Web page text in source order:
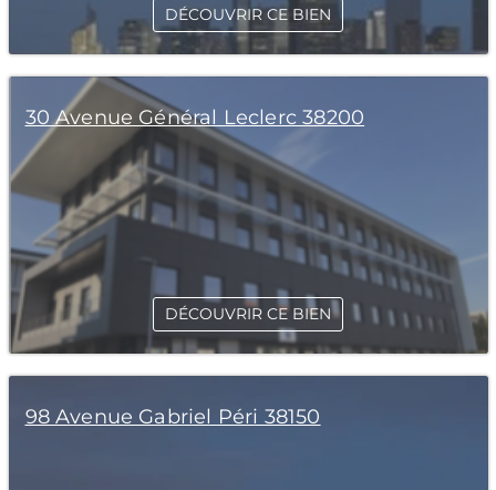
DÉCOUVRIR CE BIEN
30 Avenue Général Leclerc 38200
DÉCOUVRIR CE BIEN
98 Avenue Gabriel Péri 38150